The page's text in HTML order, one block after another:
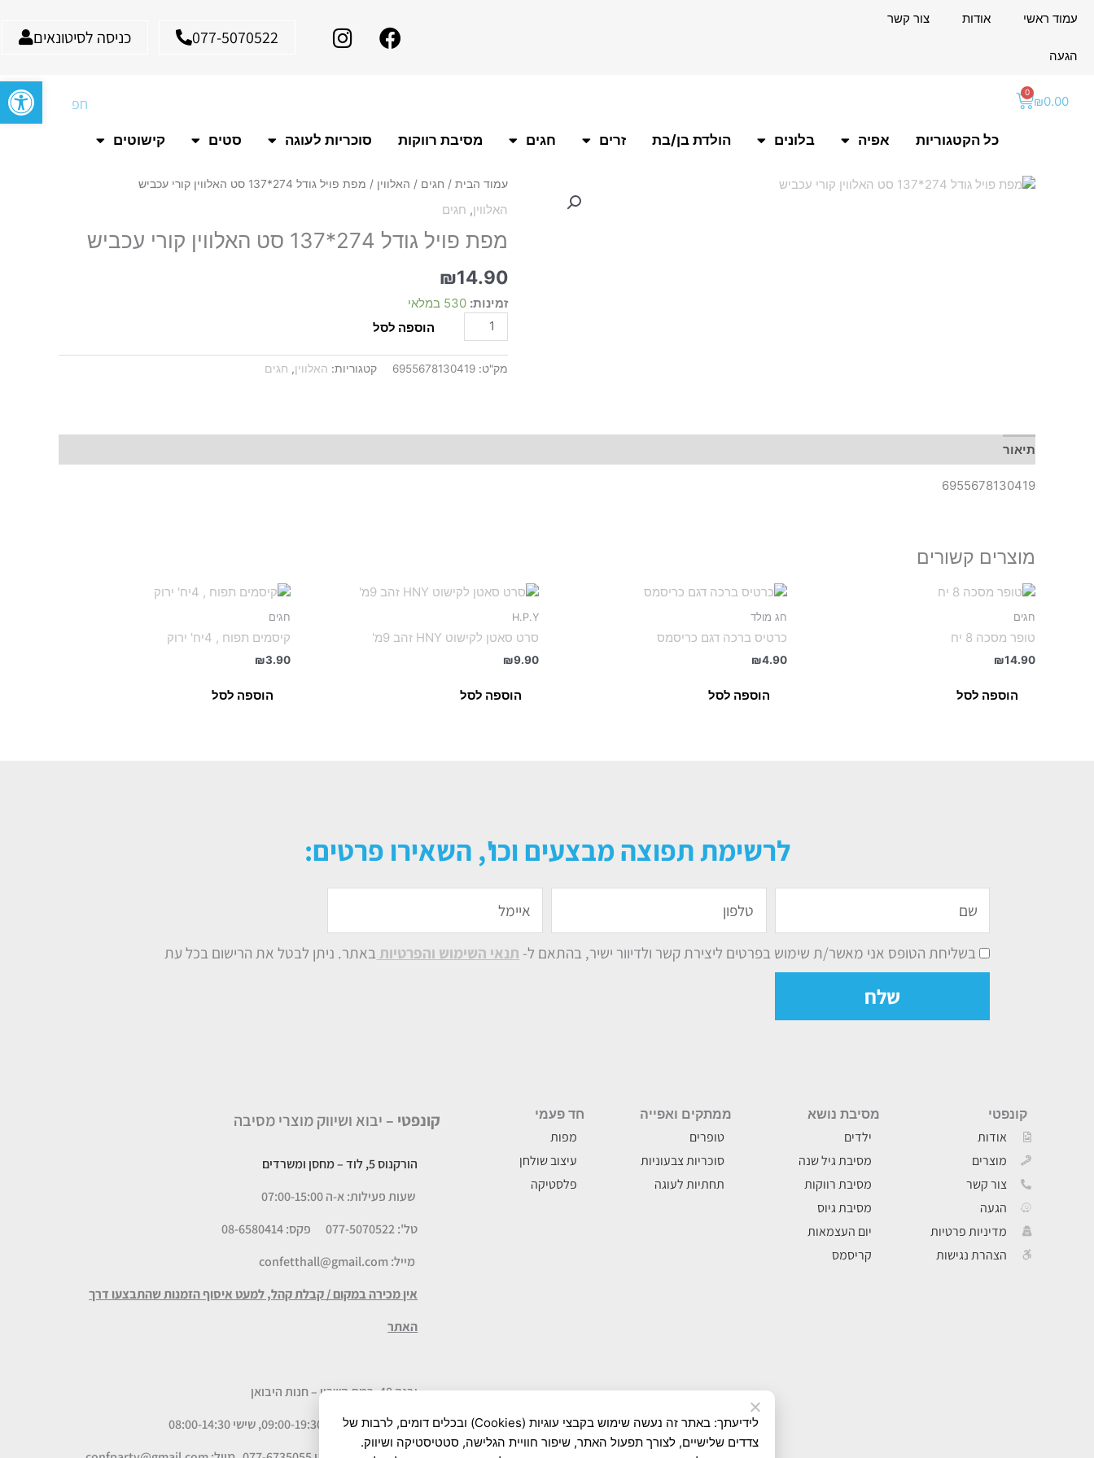
פתח
לתוכןעמוד ראשי אודות צור קשר
הגעה
F
a
k
I
n
g
a
077-5070522 כניסה לסיטונאים
₪0.00
0
עגלת
כל הקטגוריות אפיה בלונים הולדת בן/בת זרים חגים מסיבת רווקות סוכריות לעוגה סטים קישוטים
עמוד הבית / חגים / האלווין / מפת פויל גודל 274*137 סט האלווין קורי עכביש
האלווין, חגים
מפת פויל גודל 274*137 סט האלווין קורי עכביש
₪14.90
זמינות: 530 במלאי
כמות
פויל
274*137
האלווין
קורי
עכביש
הוספה לסל
מק"ט: 6955678130419 קטגוריות: האלווין, חגים
תיאור
6955678130419
מוצרים קשורים
חגים
טופר מסכה 8 יח
₪14.90
הוספה לסל
חג מולד
כרטיס ברכה דגם כריסמס
₪4.90
הוספה לסל
H.P.Y
סרט סאטן לקישוט HNY זהב 9מ'
₪9.90
הוספה לסל
חגים
קיסמים תפוח , 4יח' ירוק
₪3.90
הוספה לסל
לרשימת תפוצה מבצעים וכו', השאירו פרטים:
בשליחת הטופס אני מאשר/ת שימוש בפרטים ליצירת קשר ולדיוור ישיר, בהתאם ל- תנאי השימוש והפרטיותבאתר. ניתן לבטל את הרישום בכל עת
שלח
קונפטי
אודות
מוצרים
צור קשר
הגעה
מדיניות פרטיות
הצהרת נגישות
מסיבת נושא
ילדים
מסיבת גיל שנה
מסיבת רווקות
מסיבת גיוס
יום העצמאות
קריסמס
ממתקים ואפייה
טופרים
סוכריות צבעוניות
תחתיות לעוגה
חד פעמי
מפות
עיצוב שולחן
פלסטיקה
קונפטי – יבוא ושיווק מוצרי מסיבה
הורקנוס 5, לוד
– מחסן ומשרדים
שעות פעילות: א-ה 07:00-15:00
טל': 077-5070522
פקס: 08-6580414
מייל:confetthall@gmail.com
אין מכירה במקום / קבלת קהל, למעט איסוף הזמנות שהתבצעו דרך
האתר
יבנה 48, רמת השרון – חנות היבואן
שעות פעילות: א-ה 09:00-19:30, שישי 08:00-14:30
לידיעתך: באתר זה נעשה שימוש בקבצי עוגיות (Cookies) ובכלים דומים, לרבות של
צדדים שלישיים, לצורך תפעול האתר, שיפור חוויית הגלישה, סטטיסטיקה ושיווק.